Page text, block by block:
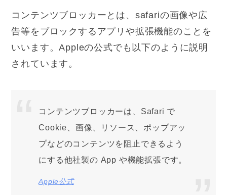
コンテンツブロッカーとは、safariの画像や広
告等をブロックするアプリや拡張機能のことを
いいます。Appleの公式でも以下のように説明
されています。
コンテンツブロッカーは、Safari で
Cookie、画像、リソース、ポップアッ
プなどのコンテンツを阻止できるよう
にする他社製の App や機能拡張です。
Apple公式